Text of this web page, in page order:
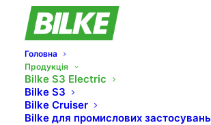
Головна
Продукція
Bilke S3 Electric
Bilke S3
Bilke Cruiser
Bilke для промислових застосувань